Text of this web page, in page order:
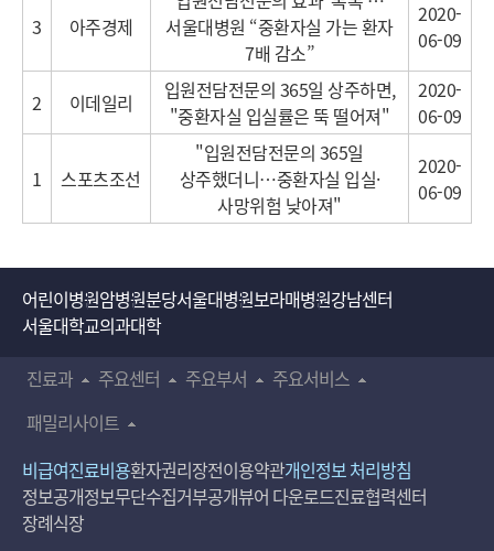
3 아주경제
서울대병원 “중환자실 가는 환자
7배 감소”
2020-
06-09
2 이데일리
입원전담전문의 365일 상주하면,
"중환자실 입실률은 뚝 떨어져"
2020-
06-09
1 스포츠조선
"입원전담전문의 365일
상주했더니…중환자실 입실·
사망위험 낮아져"
2020-
06-09
어린이병원암병원분당서울대병원보라매병원강남센터
서울대학교의과대학
진료과
주요센터 주요부서
주요서비스
패밀리사이트
비급여진료비용환자권리장전이용약관개인정보 처리방침
정보공개정보무단수집거부공개뷰어 다운로드진료협력센터
장례식장